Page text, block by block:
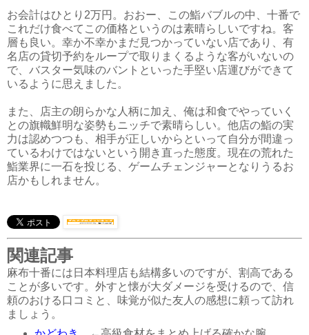
お会計はひとり2万円。おおー、この鮨バブルの中、十番で
これだけ食べてこの価格というのは素晴らしいですね。客
層も良い。幸か不幸かまだ見つかっていない店であり、有
名店の貸切予約をループで取りまくるような客がいないの
で、バスター気味のバントといった手堅い店運びができて
いるように思えました。
また、店主の朗らかな人柄に加え、俺は和食でやっていく
との旗幟鮮明な姿勢もニッチで素晴らしい。他店の鮨の実
力は認めつつも、相手が正しいからといって自分が間違っ
ているわけではないという開き直った態度。現在の荒れた
鮨業界に一石を投じる、ゲームチェンジャーとなりうるお
店かもしれません。
関連記事
麻布十番には日本料理店も結構多いのですが、割高である
ことが多いです。外すと懐が大ダメージを受けるので、信
頼のおける口コミと、味覚が似た友人の感想に頼って訪れ
ましょう。